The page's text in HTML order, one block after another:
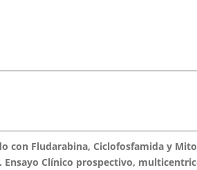
con Fludarabina, Ciclofosfamida y
Ensayo Clínico prospectivo,